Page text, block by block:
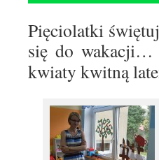
Pięciolatki
się do wakacji…
kwiaty kwitną